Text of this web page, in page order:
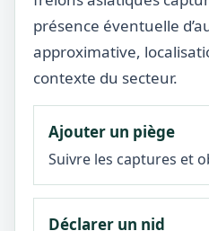
présence éventuelle
approximative,
contexte du secteur.
Ajouter un piège
Suivre les captures et
Déclarer un nid